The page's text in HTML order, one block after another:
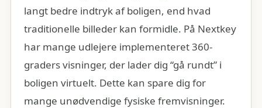
langt bedre indtryk af boligen, end hvad
traditionelle billeder kan formidle. På Nextkey
har mange udlejere implementeret 360-
graders visninger, der lader dig “gå rundt” i
boligen virtuelt. Dette kan spare dig for
mange unødvendige fysiske fremvisninger.